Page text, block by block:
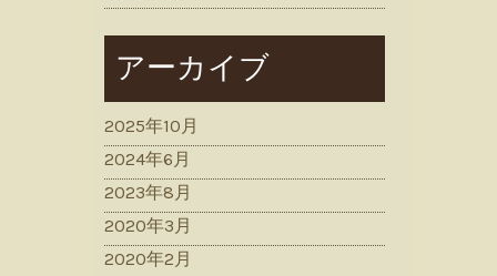
アーカイブ
2025年10月
2024年6月
2023年8月
2020年3月
2020年2月